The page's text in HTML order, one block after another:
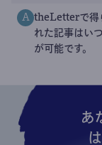
A theLetterで得
れた記事はい
が可能です。
あ